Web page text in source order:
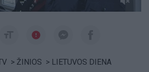
> ŽINIOS > LIETUVOS DIENA